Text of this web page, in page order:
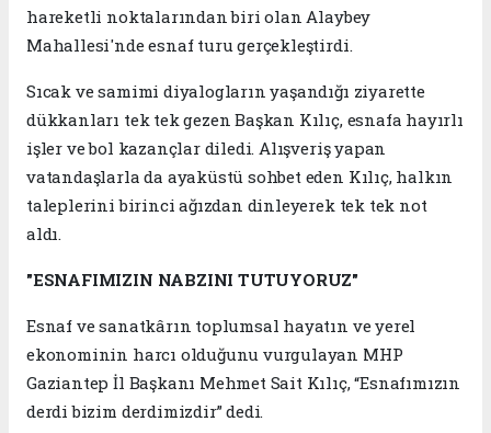
hareketli noktalarından biri olan Alaybey
Mahallesi'nde esnaf turu gerçekleştirdi.
Sıcak ve samimi diyalogların yaşandığı ziyarette
dükkanları tek tek gezen Başkan Kılıç, esnafa hayırlı
işler ve bol kazançlar diledi. Alışveriş yapan
vatandaşlarla da ayaküstü sohbet eden Kılıç, halkın
taleplerini birinci ağızdan dinleyerek tek tek not
aldı.
"ESNAFIMIZIN NABZINI TUTUYORUZ"
Esnaf ve sanatkârın toplumsal hayatın ve yerel
ekonominin harcı olduğunu vurgulayan MHP
Gaziantep İl Başkanı Mehmet Sait Kılıç, “Esnafımızın
derdi bizim derdimizdir” dedi.